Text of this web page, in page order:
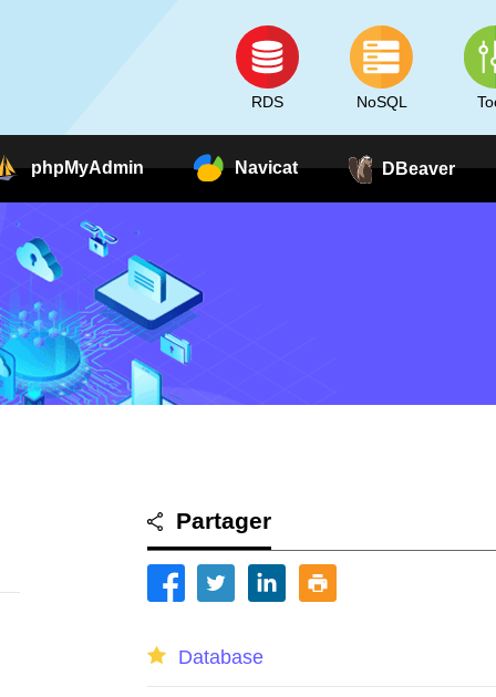
RDS NoSQL
phpMyAdmin Navicat DBeaver
Partager
Database